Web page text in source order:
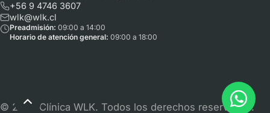
+56 9 4746 3607
wlk@wlk.cl
Preadmisión: 09:00 a 14:00
Horario de atención general: 09:00 a 18:00
© 2026 Clínica WLK. Todos los derechos reservados.